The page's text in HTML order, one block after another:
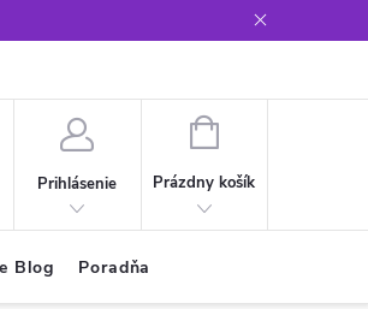
Prihlásenie
NÁKUPNÝ
Prázdny košík
Blog Poradňa